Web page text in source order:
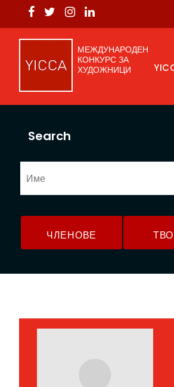
МЕЖДУНАРОДЕН
КОНКУРС ЗА
ХУДОЖНИЦИ
Search
ЧЛЕНОВЕ